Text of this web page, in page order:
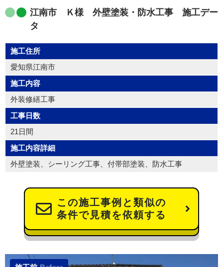
江南市 Ｋ様 外壁塗装・防水工事 施工デー
タ
施工住所
愛知県江南市
施工内容
外装修繕工事
工事日数
21日間
施工内容詳細
外壁塗装、シーリング工事、付帯部塗装、防水工事
この施工事例と類似の
条件で見積を依頼する